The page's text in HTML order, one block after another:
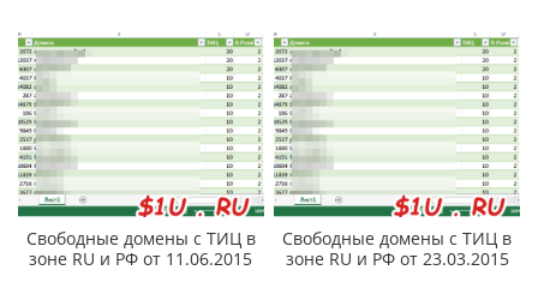
Свободные домены с ТИЦ в
зоне RU и РФ от 11.06.2015
Свободные домены с ТИЦ в
зоне RU и РФ от 23.03.2015